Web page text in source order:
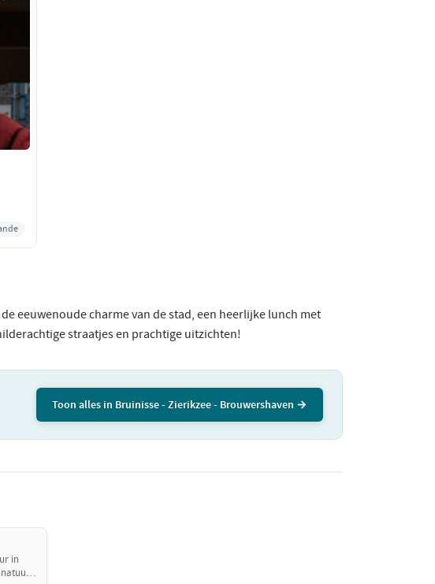
eeuwenoude charme van de stad, een heerlijke lunch met
straatjes en prachtige uitzichten!
Toon alles in Bruinisse - Zierikzee - Brouwershaven →
in